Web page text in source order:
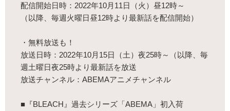
配信開始日時：2022年10月11日（火）昼12時～
（以降、毎週火曜日昼12時より最新話を配信開始）
・無料放送も！
放送日時：2022年10月15日（土）夜25時～（以降、毎
週土曜日夜25時より最新話を放送
放送チャンネル：ABEMAアニメチャンネル
■『BLEACH』過去シリーズ「ABEMA」初入荷